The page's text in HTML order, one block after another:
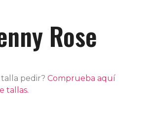
Rose
talla pedir? Comprueba aquí
tallas.